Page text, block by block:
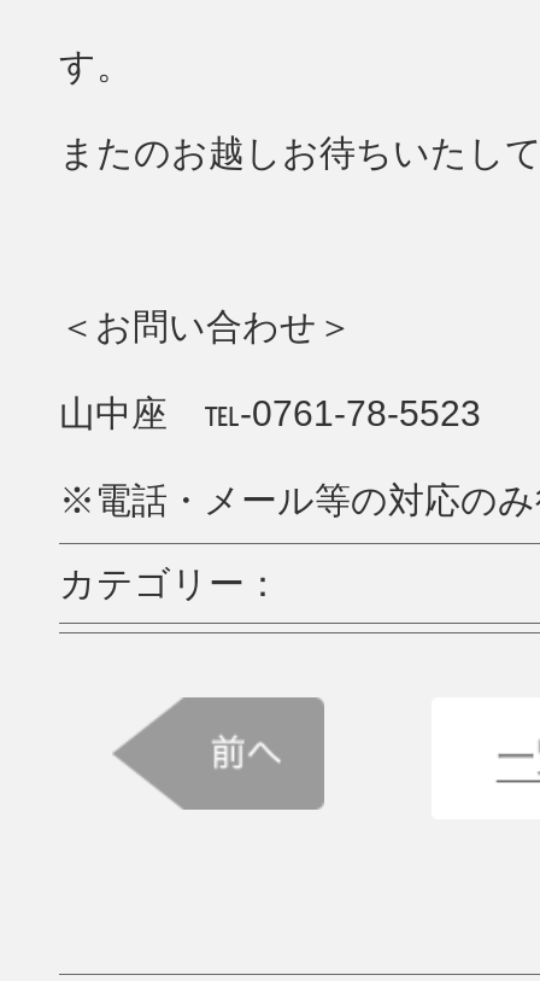
す。
またのお越しお待ちいたし
＜お問い合わせ＞
山中座 ℡-0761-78-5523
※電話・メール等の対応の
カテゴリー：